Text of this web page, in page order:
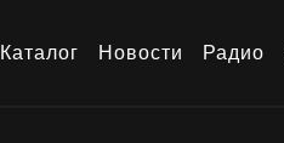
Каталог Новости Радио